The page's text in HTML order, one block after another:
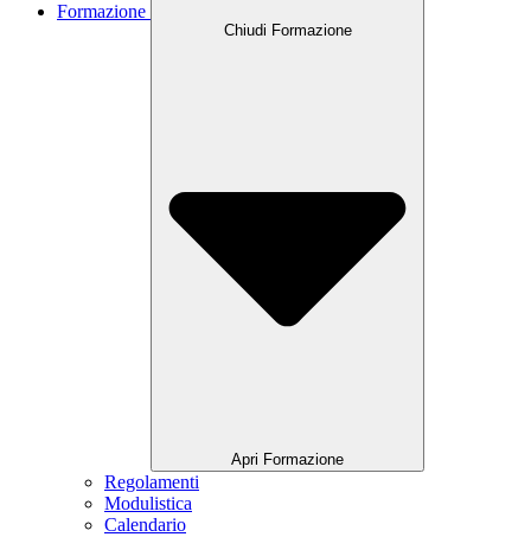
Formazione
Chiudi Formazione
Apri Formazione
Regolamenti
Modulistica
Calendario